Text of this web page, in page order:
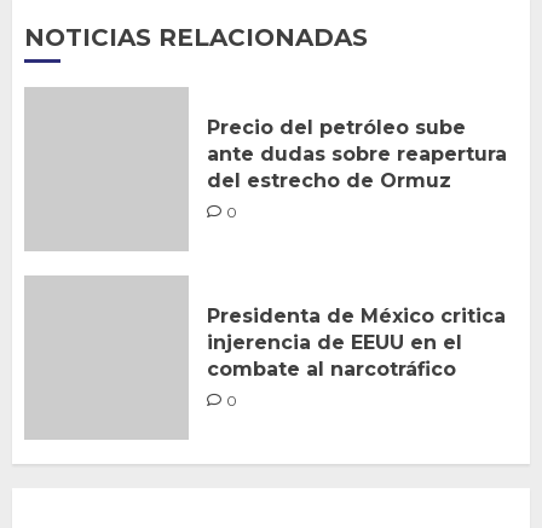
NOTICIAS RELACIONADAS
Precio del petróleo sube
ante dudas sobre reapertura
del estrecho de Ormuz
0
Presidenta de México critica
injerencia de EEUU en el
combate al narcotráfico
0